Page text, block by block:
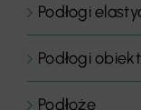
Podłogi
Podłogi
Podłoże